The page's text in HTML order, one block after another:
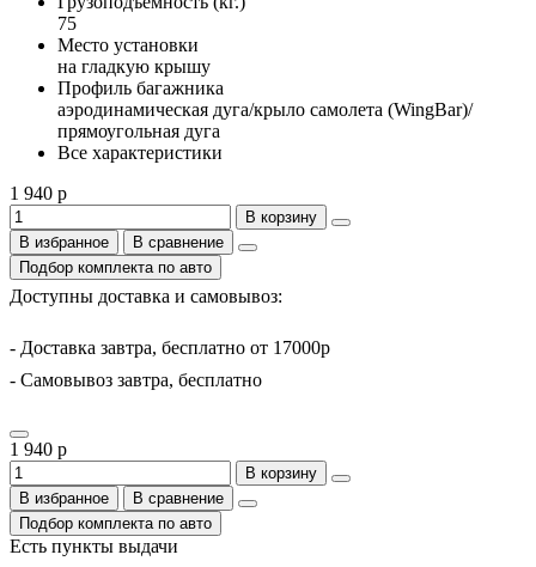
75
Место установки
на гладкую крышу
Профиль багажника
аэродинамическая дуга/крыло самолета (WingBar)/
прямоугольная дуга
Все характеристики
1 940 р
В корзину
В избранное
В сравнение
Подбор комплекта по авто
Доступны доставка и самовывоз:
- Доставка завтра, бесплатно от 17000р
- Самовывоз завтра, бесплатно
1 940 р
В корзину
В избранное
В сравнение
Подбор комплекта по авто
Есть пункты выдачи